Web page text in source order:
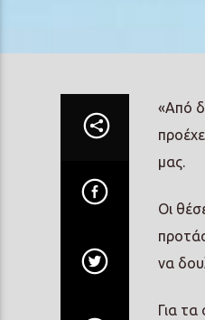
«Από
μας.
Οι
να
Για